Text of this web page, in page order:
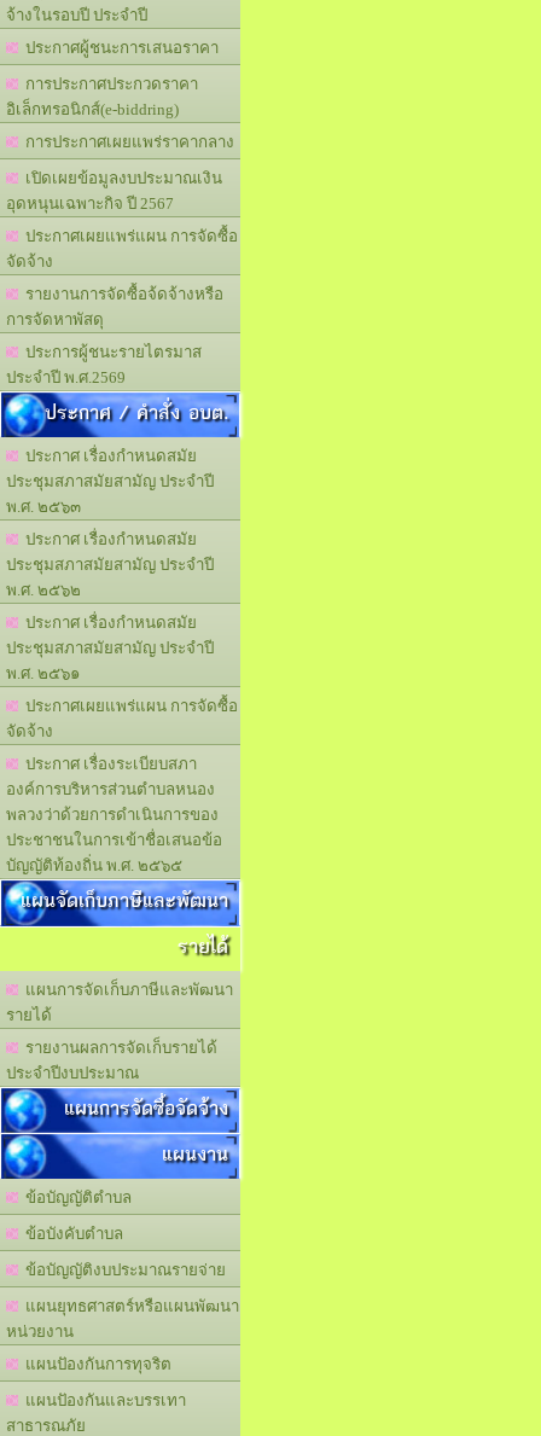
จ้างในรอบปี ประจำปี
ประกาศผู้ชนะการเสนอราคา
การประกาศประกวดราคา
อิเล็กทรอนิกส์(e-biddring)
การประกาศเผยแพร่ราคากลาง
เปิดเผยข้อมูลงบประมาณเงิน
อุดหนุนเฉพาะกิจ ปี 2567
ประกาศเผยแพร่แผน การจัดซื้อ
จัดจ้าง
รายงานการจัดซื้อจ้ดจ้างหรือ
การจัดหาพัสดุ
ประการผู้ชนะรายไตรมาส
ประจำปี พ.ศ.2569
ประกาศ / คำสั่ง อบต.
ประกาศ เรื่องกำหนดสมัย
ประชุมสภาสมัยสามัญ ประจำปี
พ.ศ. ๒๕๖๓
ประกาศ เรื่องกำหนดสมัย
ประชุมสภาสมัยสามัญ ประจำปี
พ.ศ. ๒๕๖๒
ประกาศ เรื่องกำหนดสมัย
ประชุมสภาสมัยสามัญ ประจำปี
พ.ศ. ๒๕๖๑
ประกาศเผยแพร่แผน การจัดซื้อ
จัดจ้าง
ประกาศ เรื่องระเบียบสภา
องค์การบริหารส่วนตำบลหนอง
พลวงว่าด้วยการดำเนินการของ
ประชาชนในการเข้าชื่อเสนอข้อ
บัญญัติท้องถิ่น พ.ศ. ๒๕๖๕
แผนจัดเก็บภาษีและพัฒนา
รายได้
แผนการจัดเก็บภาษีและพัฒนา
รายได้
รายงานผลการจัดเก็บรายได้
ประจำปีงบประมาณ
แผนการจัดซื้อจัดจ้าง
แผนงาน
ข้อบัญญัติตำบล
ข้อบังคับตำบล
ข้อบัญญัติงบประมาณรายจ่าย
แผนยุทธศาสตร์หรือแผนพัฒนา
หน่วยงาน
แผนปัองกันการทุจริต
แผนปัองกันและบรรเทา
สาธารณภัย